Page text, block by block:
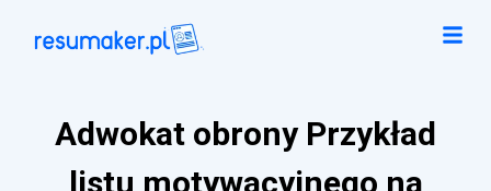
Adwokat obrony Przykład
listu motywacyjnego na